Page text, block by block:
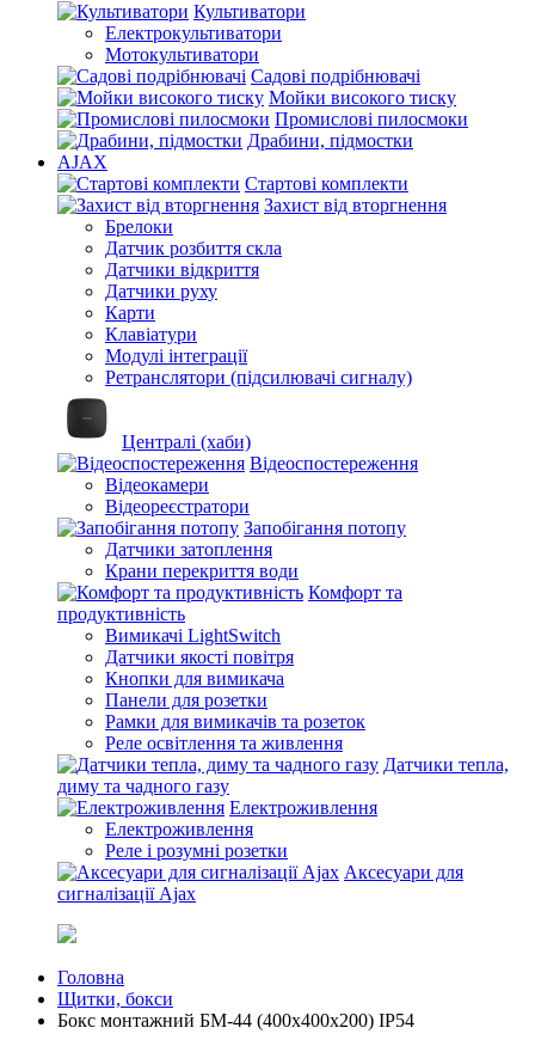
Культиватори
Електрокультиватори
Мотокультиватори
Садові подрібнювачі
Мойки високого тиску
Промислові пилосмоки
Драбини, підмостки
AJAX
Стартові комплекти
Захист від вторгнення
Брелоки
Датчик розбиття скла
Датчики відкриття
Датчики руху
Карти
Клавіатури
Модулі інтеграції
Ретранслятори (підсилювачі сигналу)
Централі (хаби)
Відеоспостереження
Відеокамери
Відеореєстратори
Запобігання потопу
Датчики затоплення
Крани перекриття води
Комфорт та
продуктивність
Вимикачі LightSwitch
Датчики якості повітря
Кнопки для вимикача
Панели для розетки
Рамки для вимикачів та розеток
Реле освітлення та живлення
Датчики тепла,
диму та чадного газу
Електроживлення
Електроживлення
Реле і розумні розетки
Аксесуари для
сигналізації Ajax
Головна
Щитки, бокси
Бокс монтажний БМ-44 (400х400х200) IP54